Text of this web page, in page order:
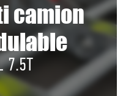
camion
7.5T